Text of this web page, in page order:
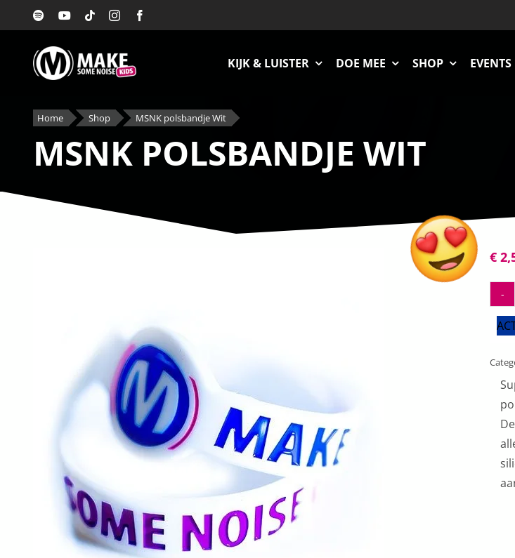
naar
inhoud
KIJK & LUISTER DOE MEE SHOP EVENTS
Home Shop MSNK polsbandje Wit
MSNK POLSBANDJE WIT
€